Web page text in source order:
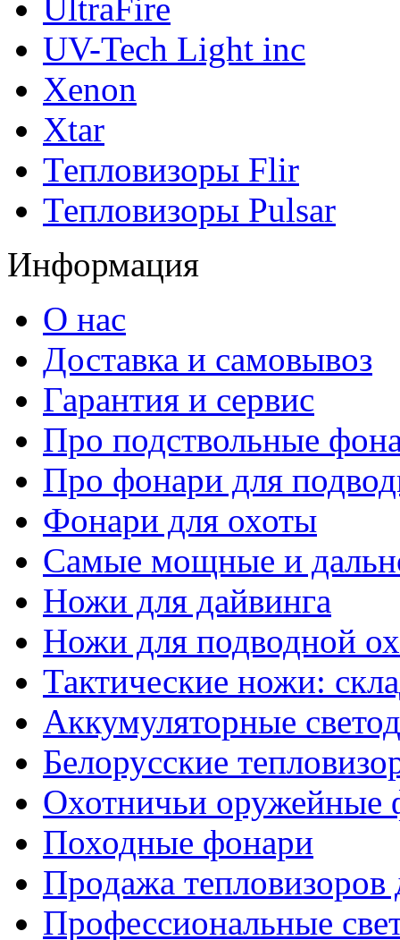
UltraFire
UV-Tech Light inc
Xenon
Xtar
Тепловизоры Flir
Тепловизоры Pulsar
Информация
О нас
Доставка и самовывоз
Гарантия и сервис
Про подствольные
Про фонари для
Фонари для охоты
Самые мощные и
Ножи для дайвинга
Ножи для подводной
Тактические ножи:
Аккумуляторные
Белорусские
Охотничьи оружейные
Походные фонари
Продажа тепловизоров
Профессиональные